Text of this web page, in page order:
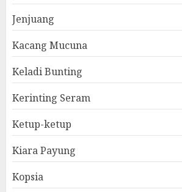
Jenjuang
Kacang Mucuna
Keladi Bunting
Kerinting Seram
Ketup-ketup
Kiara Payung
Kopsia